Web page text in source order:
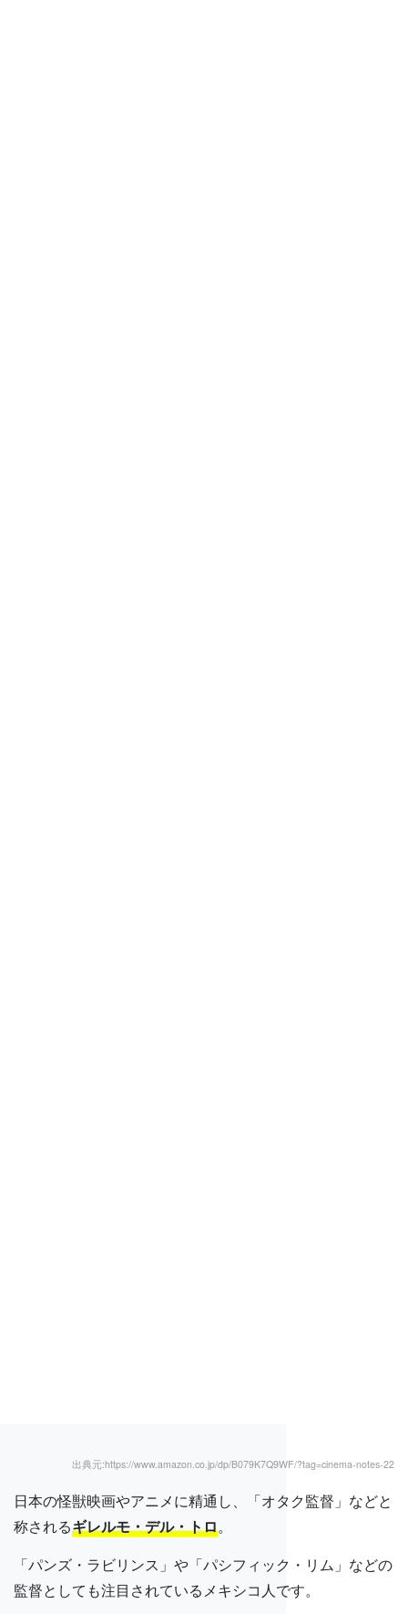
出典元:https://www.amazon.co.jp/dp/B079K7Q9WF/?tag=cinema-notes-22
日本の怪獣映画やアニメに精通し、「オタク監督」などと
称されるギレルモ・デル・トロ。
「パンズ・ラビリンス」や「パシフィック・リム」などの
監督としても注目されているメキシコ人です。